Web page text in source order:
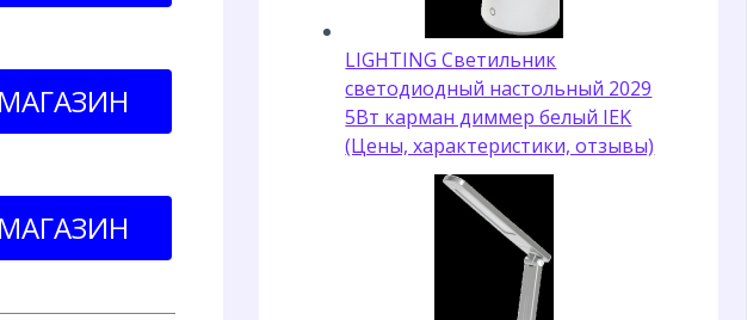
LIGHTING Светильник
светодиодный настольный 2029
5Вт карман диммер белый IEK
(Цены, характеристики, отзывы)